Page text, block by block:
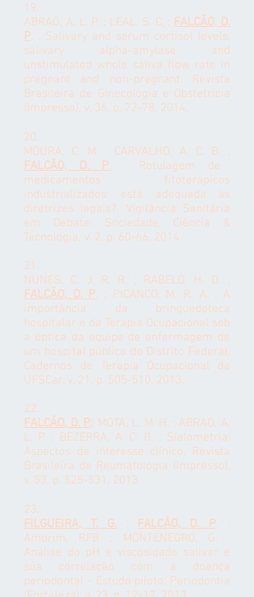
19.
ABRAO, A. L. P. ; LEAL, S. C. ; FALCÃO, D.
P. . Salivary and serum cortisol levels,
salivary alpha-amylase and
unstimulated whole saliva flow rate in
pregnant and non-pregnant. Revista
Brasileira de Ginecologia e Obstetrícia
(Impresso), v. 36, p. 72-78, 2014.
20.
MOURA, C. M. ; CARVALHO, A. C. B. ;
FALCÃO, D. P. . Rotulagem de
medicamentos fitoterápicos
industrializados: está adequada às
diretrizes legais?. Vigilância Sanitária
em Debate: Sociedade, Ciência &
Tecnologia, v. 2, p. 60-66, 2014.
21.
NUNES, C. J. R. R. ; RABELO, H. D. ;
FALCÃO, D. P. ; PICANCO, M. R. A. . A
importância da brinquedoteca
hospitalar e da Terapia Ocupacional sob
a óptica da equipe de enfermagem de
um hospital público do Distrito Federal.
Cadernos de Terapia Ocupacional da
UFSCar, v. 21, p. 505-510, 2013.
22.
FALCÃO, D. P.; MOTA, L. M. H. ; ABRAO, A.
L. P. ; BEZERRA, A. C. B. . Sialometria:
Aspectos de interesse clínico. Revista
Brasileira de Reumatologia (Impresso),
v. 53, p. 525-531, 2013.
23.
FILGUEIRA, T. G.; FALCÃO, D. P. ;
Amorim, RFB ; MONTENEGRO, G. .
Análise do pH e viscosidade salivar e
sua correlação com a doença
periodontal - Estudo piloto. Periodontia